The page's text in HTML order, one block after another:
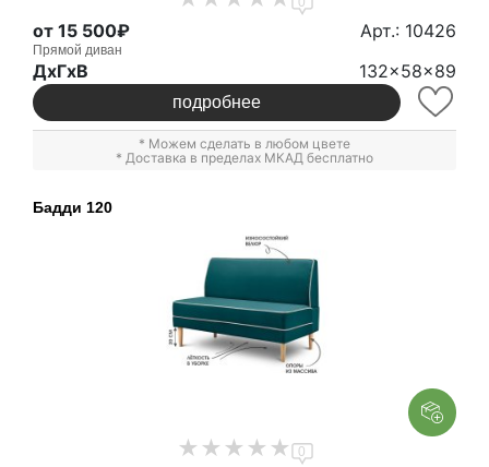
от 15 500₽ Арт.: 10426
Прямой диван
ДxГxВ 132x58x89
подробнее
* Можем сделать в любом цвете
* Доставка в пределах МКАД бесплатно
Бадди 120
0